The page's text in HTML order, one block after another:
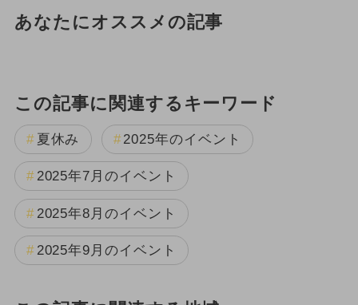
あなたにオススメの記事
この記事に関連するキーワード
夏休み 2025年のイベント
2025年7月のイベント
2025年8月のイベント
2025年9月のイベント